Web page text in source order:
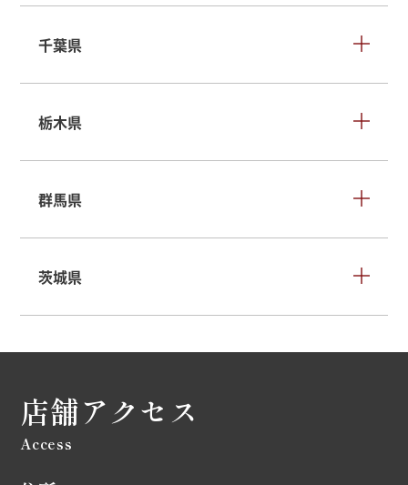
千葉県
栃木県
群馬県
茨城県
店舗アクセス
Access